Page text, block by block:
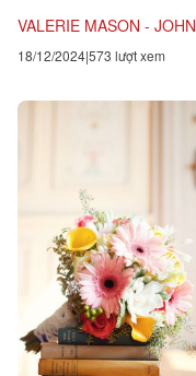
VALERIE MASON - JOHN
18/12/2024573 lượt xem